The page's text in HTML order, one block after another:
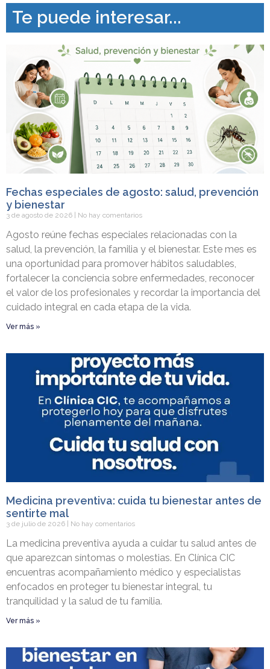
Te puede interesar...
Fechas especiales de agosto: salud, prevención
y bienestar
3 de agosto de 2026 No hay comentarios
Agosto reúne fechas especiales relacionadas con la
salud, la prevención, la familia y el bienestar. Este mes es
una oportunidad para promover hábitos saludables,
fortalecer la conciencia sobre enfermedades, reconocer
el valor de los profesionales y recordar la importancia del
cuidado integral en cada etapa de la vida.
Ver más »
Medicina preventiva: cuida tu bienestar antes de
sentirte mal
3 de julio de 2026 No hay comentarios
La medicina preventiva ayuda a cuidar tu salud antes de
que aparezcan síntomas o molestias. En Clínica CIC
encuentras acompañamiento médico y especialistas
enfocados en proteger tu bienestar integral, tu
tranquilidad y la salud de tu familia.
Ver más »